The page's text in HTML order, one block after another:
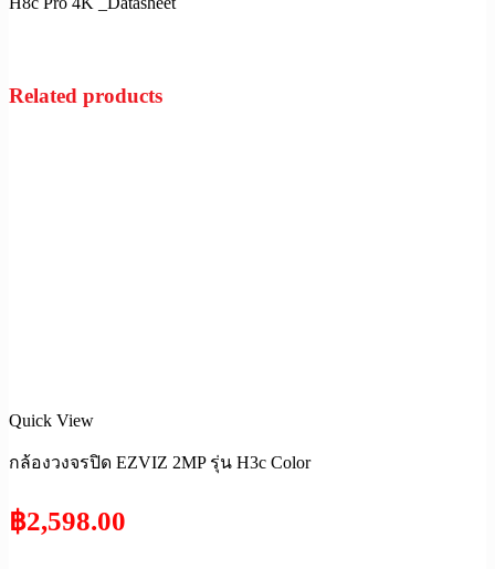
Related products
Quick View
กล้องวงจรปิด EZVIZ 2MP รุ่น H3c Color
฿2,598.00